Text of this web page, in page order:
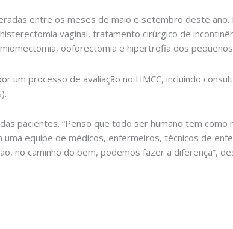
entre os meses de maio e setembro deste
vaginal, tratamento cirúrgico de
ooforectomia e hipertrofia dos
processo de avaliação no HMCC, incluindo
pacientes. “Penso que todo ser humano tem como
equipe de médicos, enfermeiros, técnicos de
no caminho do bem, podemos fazer a diferença”,